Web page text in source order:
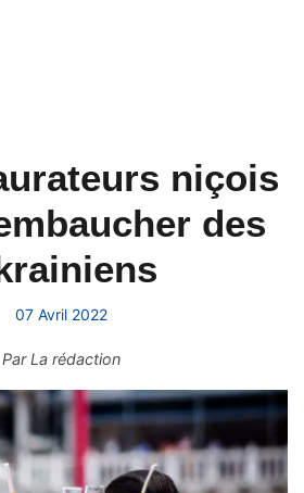
niçois
des
07 Avril 2022
ParLa rédaction